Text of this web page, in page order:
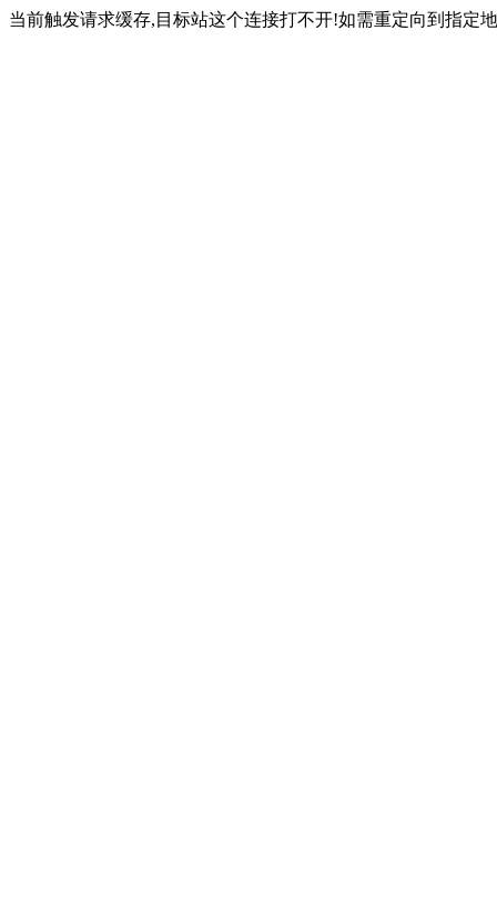
当前触发请求缓存,目标站这个连接打不开!如需重定向到指定